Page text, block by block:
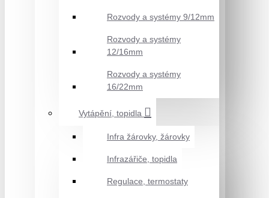
Rozvody a systémy 9/12mm
Rozvody a systémy
12/16mm
Rozvody a systémy
16/22mm
Vytápění, topidla
Infra žárovky, žárovky
Infrazářiče, topidla
Regulace, termostaty